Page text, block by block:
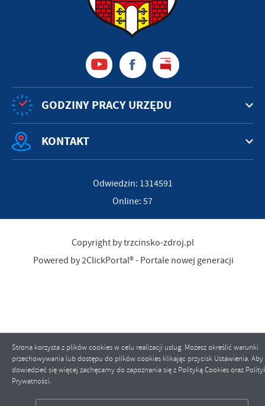
GODZINY PRACY URZĘDU
KONTAKT
Odwiedzin: 1314591
Online: 57
Copyright by trzcinsko-zdroj.pl
Powered by2ClickPortal®- Portale nowej generacji
Strona korzysta z plików cookies w celu realizacji usług. Możesz określić warunki
przechowywania lub dostępu do plików cookies klikając przycisk Ustawienia. Aby
dowiedzieć się więcej zachęcamy do zapoznania się z Polityką Cookies oraz
Prywatności.